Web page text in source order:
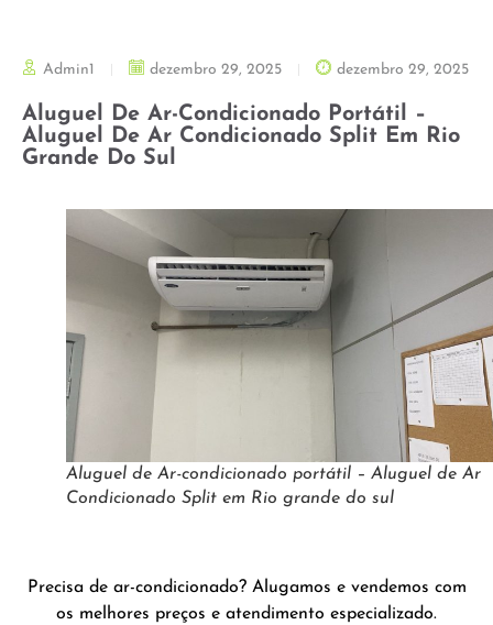
Admin1 dezembro 29, 2025 dezembro 29, 2025
Aluguel De Ar-Condicionado Portátil –
Aluguel De Ar Condicionado Split Em Rio
Grande Do Sul
Aluguel de Ar-condicionado portátil – Aluguel de Ar
Condicionado Split em Rio grande do sul
Precisa de ar-condicionado? Alugamos e vendemos com
os melhores preços e atendimento especializado.